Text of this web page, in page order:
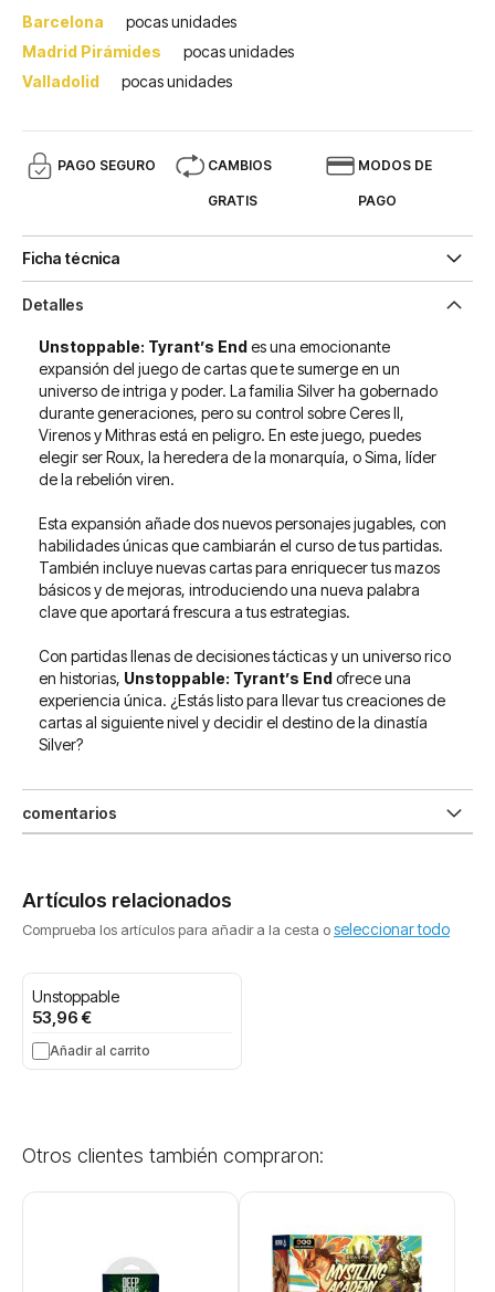
Barcelona
pocas unidades
Madrid Pirámides
pocas unidades
Valladolid
pocas unidades
PAGO SEGURO CAMBIOS
GRATIS
MODOS DE
PAGO
Ficha técnica
Detalles
Unstoppable: Tyrant’s Endes una emocionante
expansión del juego de cartas que te sumerge en un
universo de intriga y poder. La familia Silver ha gobernado
durante generaciones, pero su control sobre Ceres II,
Virenos y Mithras está en peligro. En este juego, puedes
elegir ser Roux, la heredera de la monarquía, o Sima, líder
de la rebelión viren.
Esta expansión añade dos nuevos personajes jugables, con
habilidades únicas que cambiarán el curso de tus partidas.
También incluye nuevas cartas para enriquecer tus mazos
básicos y de mejoras, introduciendo una nueva palabra
clave que aportará frescura a tus estrategias.
Con partidas llenas de decisiones tácticas y un universo rico
en historias, Unstoppable: Tyrant’s Endofrece una
experiencia única. ¿Estás listo para llevar tus creaciones de
cartas al siguiente nivel y decidir el destino de la dinastía
Silver?
comentarios
Artículos relacionados
Comprueba los artículos para añadir a la cesta oseleccionar todo
Unstoppable
53,96 €
Añadir al carrito
Otros clientes también compraron: